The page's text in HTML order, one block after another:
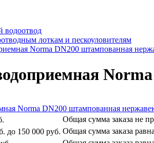
водоотвод
лоткам и пескоуловителям
Norma DN200 штампованная
Общая сумма заказа не
до 150 000 руб. Общая сумма заказа